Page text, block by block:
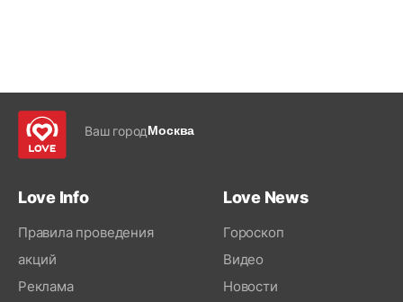
Ваш городМосква
Love Info
Правила проведения
акций
Реклама
Love News
Гороскоп
Видео
Новости